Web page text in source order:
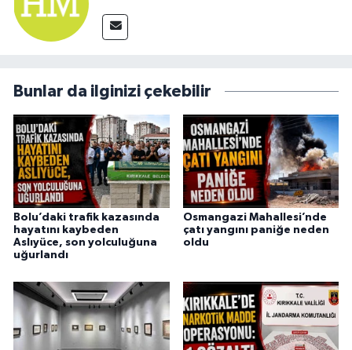
Bunlar da ilginizi çekebilir
Bolu’daki trafik kazasında
hayatını kaybeden
Aslıyüce, son yolculuğuna
uğurlandı
Osmangazi Mahallesi’nde
çatı yangını paniğe neden
oldu